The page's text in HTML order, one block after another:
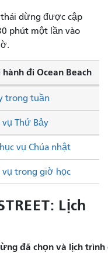
thái dừng được cập
phút một lần vào
hành đi Ocean Beach
vụ Thứ Bảy
vụ Chúa nhật
trong tuần
vụ trong giờ học
Lịch
đã chọn và lịch